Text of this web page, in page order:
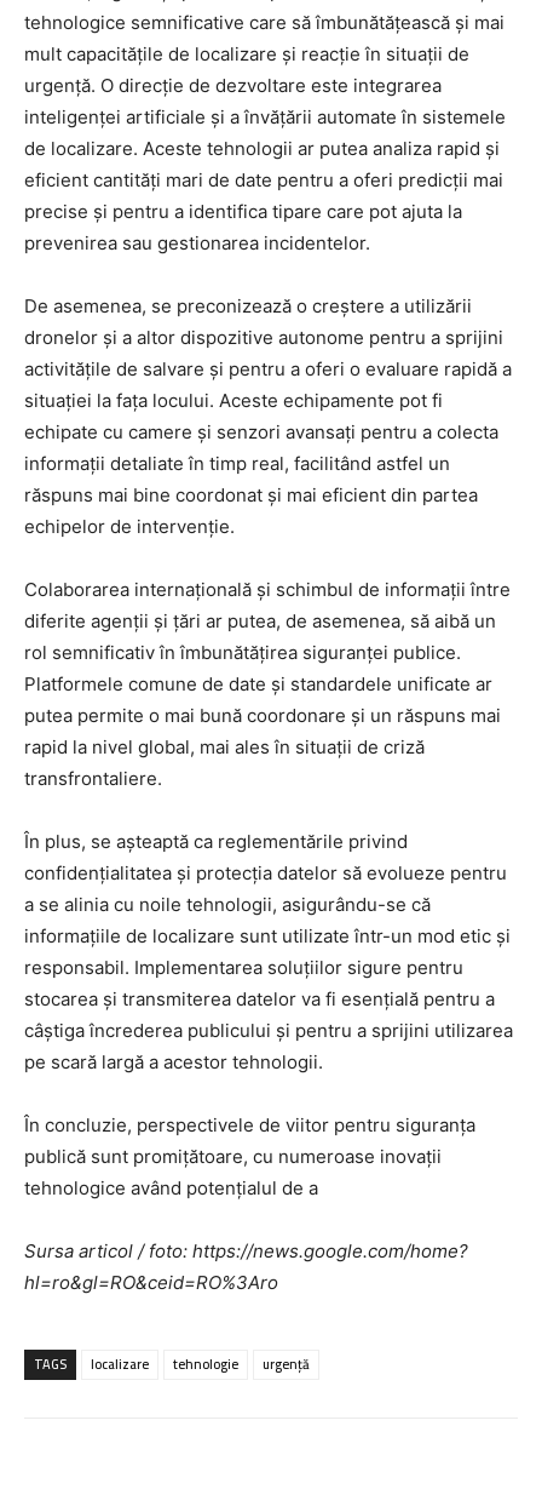
tehnologice semnificative care să îmbunătățească și mai
mult capacitățile de localizare și reacție în situații de
urgență. O direcție de dezvoltare este integrarea
inteligenței artificiale și a învățării automate în sistemele
de localizare. Aceste tehnologii ar putea analiza rapid și
eficient cantități mari de date pentru a oferi predicții mai
precise și pentru a identifica tipare care pot ajuta la
prevenirea sau gestionarea incidentelor.
De asemenea, se preconizează o creștere a utilizării
dronelor și a altor dispozitive autonome pentru a sprijini
activitățile de salvare și pentru a oferi o evaluare rapidă a
situației la fața locului. Aceste echipamente pot fi
echipate cu camere și senzori avansați pentru a colecta
informații detaliate în timp real, facilitând astfel un
răspuns mai bine coordonat și mai eficient din partea
echipelor de intervenție.
Colaborarea internațională și schimbul de informații între
diferite agenții și țări ar putea, de asemenea, să aibă un
rol semnificativ în îmbunătățirea siguranței publice.
Platformele comune de date și standardele unificate ar
putea permite o mai bună coordonare și un răspuns mai
rapid la nivel global, mai ales în situații de criză
transfrontaliere.
În plus, se așteaptă ca reglementările privind
confidențialitatea și protecția datelor să evolueze pentru
a se alinia cu noile tehnologii, asigurându-se că
informațiile de localizare sunt utilizate într-un mod etic și
responsabil. Implementarea soluțiilor sigure pentru
stocarea și transmiterea datelor va fi esențială pentru a
câștiga încrederea publicului și pentru a sprijini utilizarea
pe scară largă a acestor tehnologii.
În concluzie, perspectivele de viitor pentru siguranța
publică sunt promițătoare, cu numeroase inovații
tehnologice având potențialul de a
Sursa articol / foto: https://news.google.com/home?
hl=ro&gl=RO&ceid=RO%3Aro
TAGS localizare tehnologie urgență